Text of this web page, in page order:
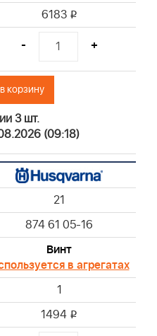
6183 i
- +
корзину
3 шт.
(09:18)
21
874 61 05-16
Винт
в агрегатах
1
1494 i